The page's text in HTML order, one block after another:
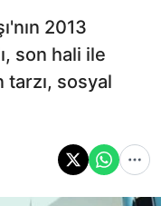
2013
son hali ile
tarzı, sosyal